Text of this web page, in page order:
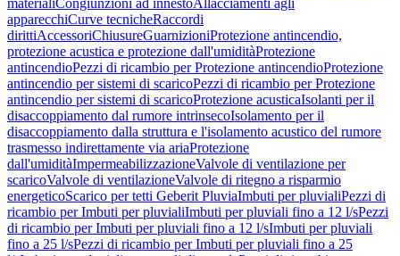
materialiCongiunzioni ad innestoAllacciamenti agli
apparecchiCurve tecnicheRaccordi
dirittiAccessoriChiusureGuarnizioniProtezione antincendio,
protezione acustica e protezione dall'umiditàProtezione
antincendioPezzi di ricambio per Protezione antincendioProtezione
antincendio per sistemi di scaricoPezzi di ricambio per Protezione
antincendio per sistemi di scaricoProtezione acusticaIsolanti per il
disaccoppiamento dal rumore intrinsecoIsolamento per il
disaccoppiamento dalla struttura e l'isolamento acustico del rumore
trasmesso indirettamente via ariaProtezione
dall'umiditàImpermeabilizzazioneValvole di ventilazione per
scaricoValvole di ventilazioneValvole di ritegno a risparmio
energeticoScarico per tetti Geberit PluviaImbuti per pluvialiPezzi di
ricambio per Imbuti per pluvialiImbuti per pluviali fino a 12 l/sPezzi
di ricambio per Imbuti per pluviali fino a 12 l/sImbuti per pluviali
fino a 25 l/sPezzi di ricambio per Imbuti per pluviali fino a 25